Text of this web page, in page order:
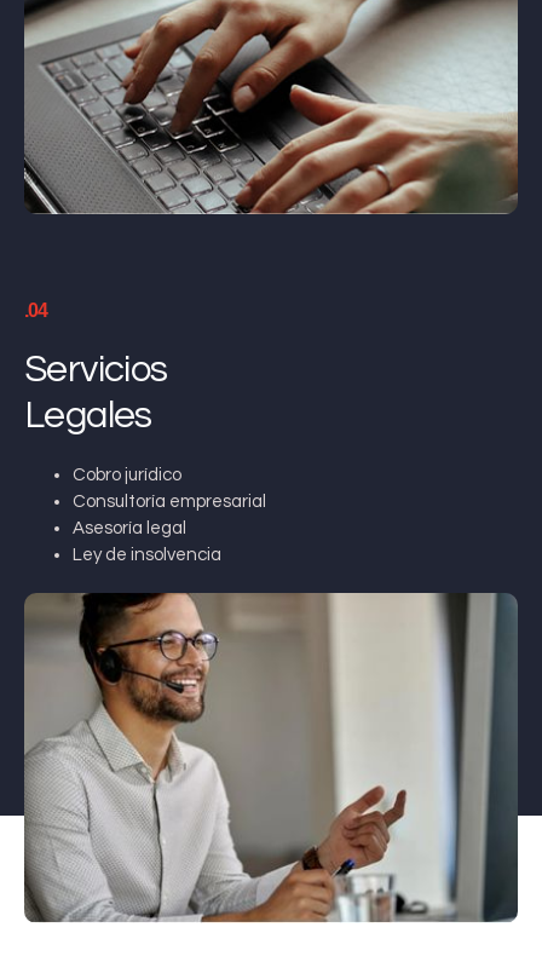
.04
Servicios
Legales
Cobro jurídico
Consultoría empresarial
Asesoría legal
Ley de insolvencia